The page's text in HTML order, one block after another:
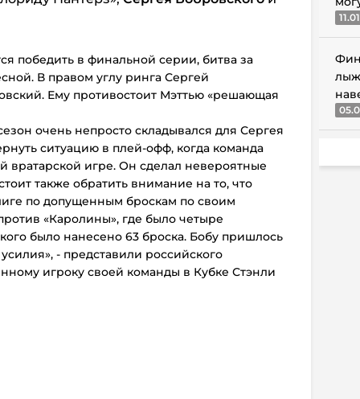
победить в финальной серии, битва за
В правом углу ринга Сергей
Ему противостоит Мэттью «решающая
очень непросто складывался для Сергея
ситуацию в плей-офф, когда команда
вратарской игре. Он сделал невероятные
также обратить внимание на то, что
по допущенным броскам по своим
«Каролины», где было четыре
было нанесено 63 броска. Бобу пришлось
- представили российского
игроку своей команды в Кубке Стэнли